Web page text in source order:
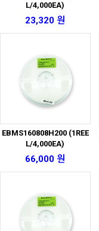
L/4,000EA)
23,320 원
EBMS160808H200 (1REE
L/4,000EA)
66,000 원